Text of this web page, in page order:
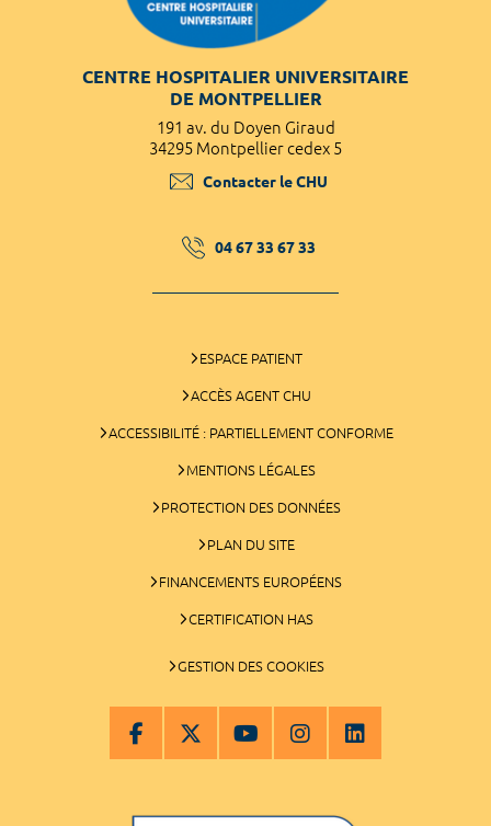
CENTRE HOSPITALIER UNIVERSITAIRE
DE MONTPELLIER
191 av. du Doyen Giraud
34295 Montpellier cedex 5
Contacter le CHU
04 67 33 67 33
ESPACE PATIENT
ACCÈS AGENT CHU
ACCESSIBILITÉ : PARTIELLEMENT CONFORME
MENTIONS LÉGALES
PROTECTION DES DONNÉES
PLAN DU SITE
FINANCEMENTS EUROPÉENS
CERTIFICATION HAS
GESTION DES COOKIES